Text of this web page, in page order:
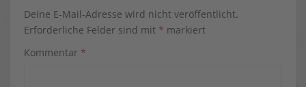
Deine E-Mail-Adresse wird nicht veröffentlicht.
Erforderliche Felder sind mit * markiert
Kommentar *